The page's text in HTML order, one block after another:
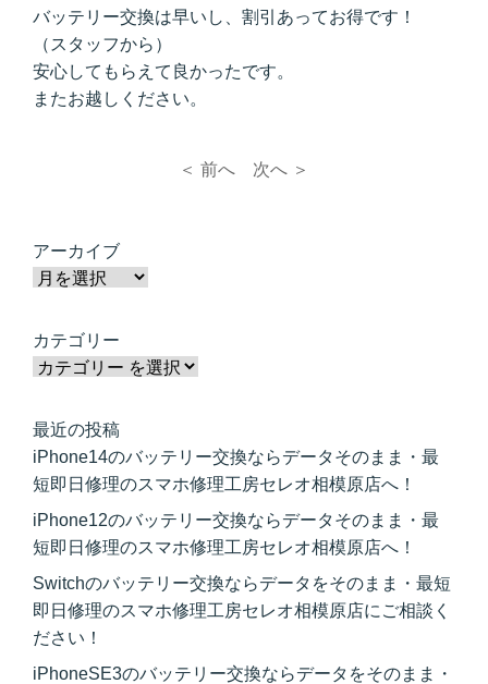
バッテリー交換は早いし、割引あってお得です！
（スタッフから）
安心してもらえて良かったです。
またお越しください。
＜ 前へ 次へ ＞
アーカイブ
カテゴリー
最近の投稿
iPhone14のバッテリー交換ならデータそのまま・最
短即日修理のスマホ修理工房セレオ相模原店へ！
iPhone12のバッテリー交換ならデータそのまま・最
短即日修理のスマホ修理工房セレオ相模原店へ！
Switchのバッテリー交換ならデータをそのまま・最短
即日修理のスマホ修理工房セレオ相模原店にご相談く
ださい！
iPhoneSE3のバッテリー交換ならデータをそのまま・